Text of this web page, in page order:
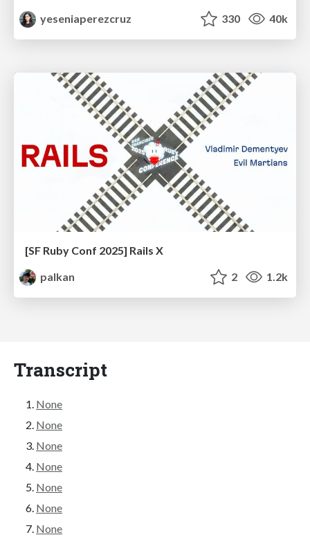
yeseniaperezcruz
330 40k
[SF Ruby Conf 2025] Rails X
palkan
2 1.2k
Transcript
None
None
None
None
None
None
None